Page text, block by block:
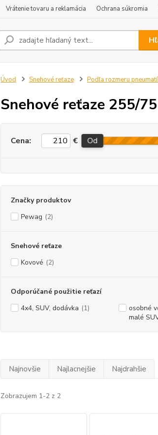
Vrátenie tovaru a reklamácia Ochrana súkromia
Úvod Snehové reťaze Podľa rozmeru
Snehové reťaze 255/
Cena: € Od
Značky produktov
Pewag (2)
Snehové reťaze
Kovové (2)
Odporúčané použitie reťazí
4x4, SUV, dodávka (1)
osobné
malé
Najnovšie Najlacnejšie Najdrahšie
Zobrazujem 1-2 z 2